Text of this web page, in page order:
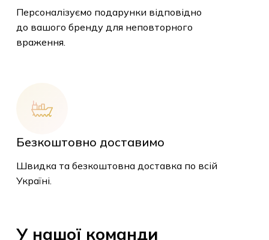
товарів.
Персоналізуємо подарунки відповідно
до вашого бренду для неповторного
враження.
Безкоштовно доставимо
Швидка та безкоштовна доставка по всій
Україні.
У нашої команди